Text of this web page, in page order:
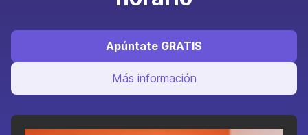
Apúntate GRATIS
Más información